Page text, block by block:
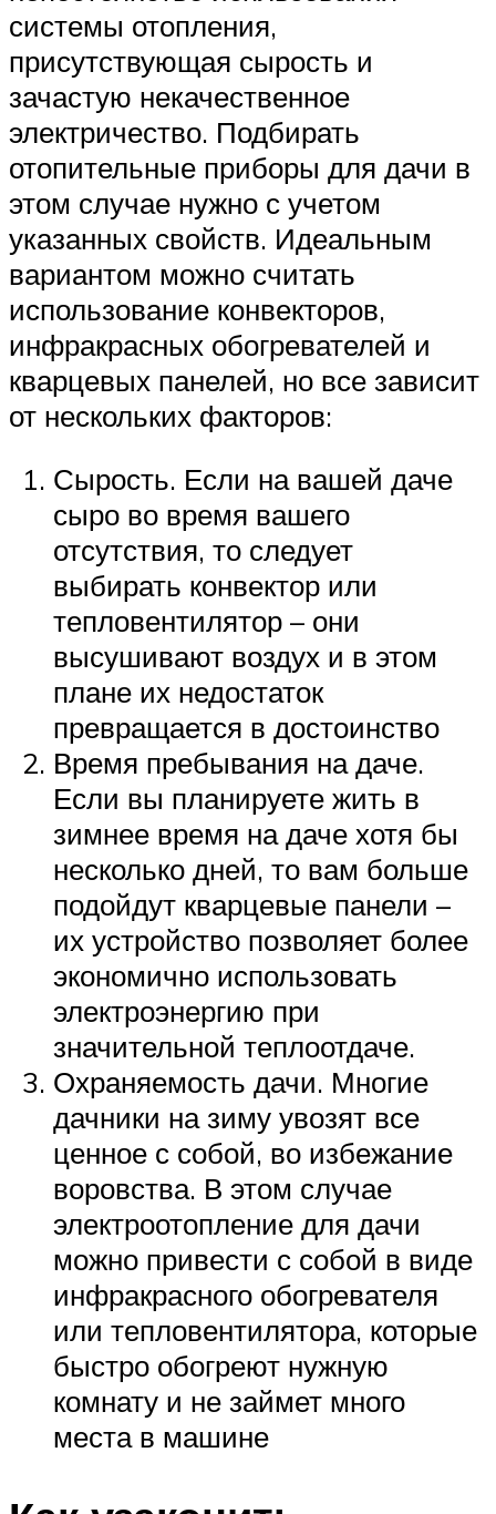
системы отопления,
присутствующая сырость и
зачастую некачественное
электричество. Подбирать
отопительные приборы для дачи в
этом случае нужно с учетом
указанных свойств. Идеальным
вариантом можно считать
использование конвекторов,
инфракрасных обогревателей и
кварцевых панелей, но все зависит
от нескольких факторов:
Сырость. Если на вашей даче
сыро во время вашего
отсутствия, то следует
выбирать конвектор или
тепловентилятор – они
высушивают воздух и в этом
плане их недостаток
превращается в достоинство
Время пребывания на даче.
Если вы планируете жить в
зимнее время на даче хотя бы
несколько дней, то вам больше
подойдут кварцевые панели –
их устройство позволяет более
экономично использовать
электроэнергию при
значительной теплоотдаче.
Охраняемость дачи. Многие
дачники на зиму увозят все
ценное с собой, во избежание
воровства. В этом случае
электроотопление для дачи
можно привести с собой в виде
инфракрасного обогревателя
или тепловентилятора, которые
быстро обогреют нужную
комнату и не займет много
места в машине